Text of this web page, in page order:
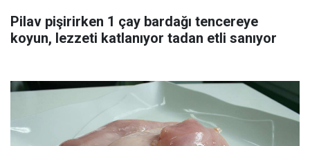
Pilav pişirirken 1 çay bardağı tencereye
koyun, lezzeti katlanıyor tadan etli sanıyor